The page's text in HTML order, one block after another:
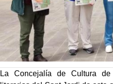
La Concejalía de Cultura